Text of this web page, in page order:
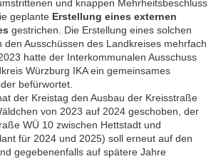
und knappen Mehrheitsbeschluss
geplante Erstellung eines externen
gestrichen. Die Erstellung eines solchen
den Ausschüssen des Landkreises mehrfach
hatte der Interkommunalen Ausschuss
Würzburg IKA ein gemeinsames
befürwortet.
der Kreistag den Ausbau der Kreisstraße
von 2023 auf 2024 geschoben, der
WÜ 10 zwischen Hettstadt und
für 2024 und 2025) soll erneut auf den
gegebenenfalls auf spätere Jahre